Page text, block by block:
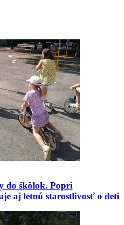
do škôlok. Popri
aj letnú starostlivosť o deti